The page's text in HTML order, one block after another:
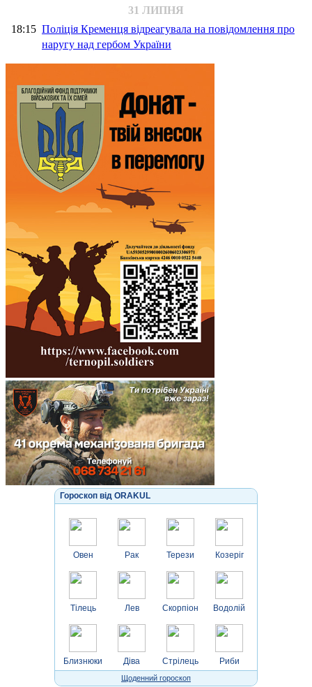
31 ЛИПНЯ
18:15 Поліція Кременця відреагувала на повідомлення про
наругу над гербом України
Гороскоп від ORAKUL
Овен
Тілець
Близнюки
Рак
Лев
Діва
Терези
Скорпіон
Стрілець
Козеріг
Водолій
Риби
Щоденний гороскоп